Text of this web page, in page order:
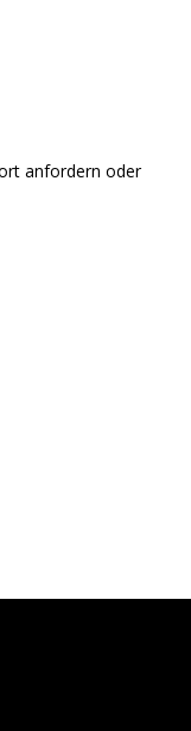
anfordern oder